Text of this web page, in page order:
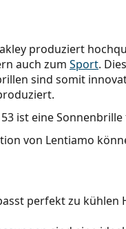
produziert
auch zum Sport.
sind somit
ist eine Sonnenbrille
von Lentiamo
perfekt zu